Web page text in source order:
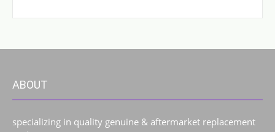
ABOUT
specializing in quality genuine & aftermarket replacement